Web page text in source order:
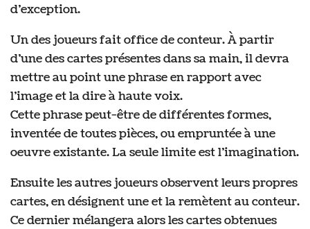
d’exception.
Un des joueurs fait office de conteur. À partir
d’une des cartes présentes dans sa main, il devra
mettre au point une phrase en rapport avec
l’image et la dire à haute voix.
Cette phrase peut-être de différentes formes,
inventée de toutes pièces, ou empruntée à une
oeuvre existante. La seule limite est l’imagination.
Ensuite les autres joueurs observent leurs propres
cartes, en désignent une et la remètent au conteur.
Ce dernier mélangera alors les cartes obtenues